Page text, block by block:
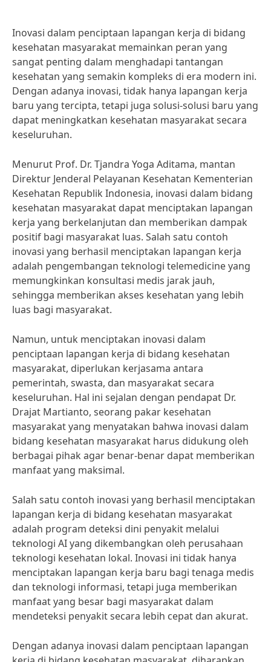
Inovasi dalam penciptaan lapangan kerja di bidang
kesehatan masyarakat memainkan peran yang
sangat penting dalam menghadapi tantangan
kesehatan yang semakin kompleks di era modern ini.
Dengan adanya inovasi, tidak hanya lapangan kerja
baru yang tercipta, tetapi juga solusi-solusi baru yang
dapat meningkatkan kesehatan masyarakat secara
keseluruhan.
Menurut Prof. Dr. Tjandra Yoga Aditama, mantan
Direktur Jenderal Pelayanan Kesehatan Kementerian
Kesehatan Republik Indonesia, inovasi dalam bidang
kesehatan masyarakat dapat menciptakan lapangan
kerja yang berkelanjutan dan memberikan dampak
positif bagi masyarakat luas. Salah satu contoh
inovasi yang berhasil menciptakan lapangan kerja
adalah pengembangan teknologi telemedicine yang
memungkinkan konsultasi medis jarak jauh,
sehingga memberikan akses kesehatan yang lebih
luas bagi masyarakat.
Namun, untuk menciptakan inovasi dalam
penciptaan lapangan kerja di bidang kesehatan
masyarakat, diperlukan kerjasama antara
pemerintah, swasta, dan masyarakat secara
keseluruhan. Hal ini sejalan dengan pendapat Dr.
Drajat Martianto, seorang pakar kesehatan
masyarakat yang menyatakan bahwa inovasi dalam
bidang kesehatan masyarakat harus didukung oleh
berbagai pihak agar benar-benar dapat memberikan
manfaat yang maksimal.
Salah satu contoh inovasi yang berhasil menciptakan
lapangan kerja di bidang kesehatan masyarakat
adalah program deteksi dini penyakit melalui
teknologi AI yang dikembangkan oleh perusahaan
teknologi kesehatan lokal. Inovasi ini tidak hanya
menciptakan lapangan kerja baru bagi tenaga medis
dan teknologi informasi, tetapi juga memberikan
manfaat yang besar bagi masyarakat dalam
mendeteksi penyakit secara lebih cepat dan akurat.
Dengan adanya inovasi dalam penciptaan lapangan